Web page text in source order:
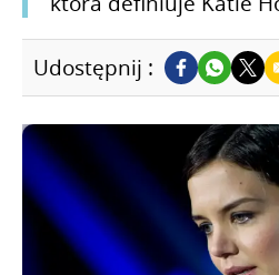
Udostępnij :